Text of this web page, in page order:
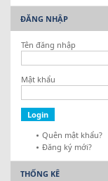
ĐĂNG NHẬP
Tên đăng nhập
Mật khẩu
Quên mật khẩu?
Đăng ký mới?
THỐNG KÊ